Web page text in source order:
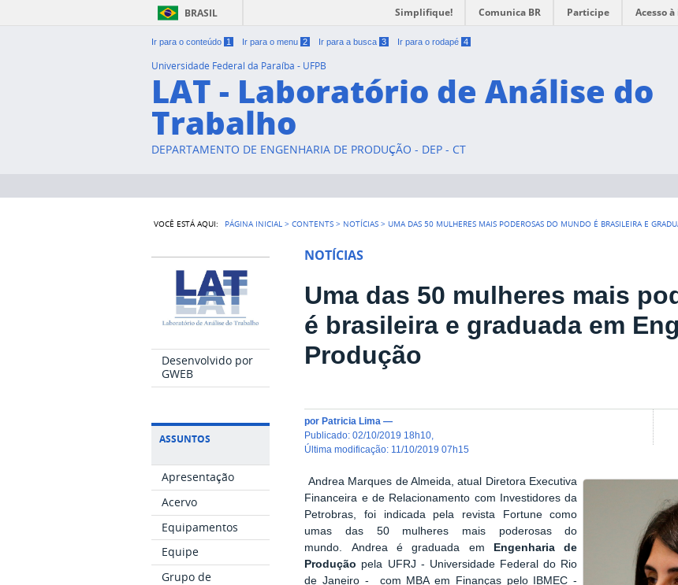
Ir para o conteúdo 1 Ir para o menu 2 Ir para a busca 3 Ir para o rodapé 4
BRASIL Simplifique! Comunica BR Participe Acesso
Universidade Federal da Paraíba - UFPB
LAT - Laboratório de Análise do
Trabalho
DEPARTAMENTO DE ENGENHARIA DE PRODUÇÃO - DEP - CT
VOCÊ ESTÁ AQUI: PÁGINA INICIAL >CONTENTS > NOTÍCIAS > UMA DAS 50 MULHERES MAIS PODEROSAS DO MUNDO É BRASILEIRA E
Desenvolvido por
GWEB
ASSUNTOS
Apresentação
Acervo
Equipamentos
Equipe
Grupo de
NOTÍCIAS
Uma das 50 mulheres mais
é brasileira e graduada em
Produção
por Patricia Lima —
publicado:02/10/2019 18h10
última modificação: 11/10/2019 07h15
Andrea Marques de Almeida, atual Diretora Executiva
Financeira e de Relacionamento com Investidores da
Petrobras, foi indicada pela revista Fortune como
umas das 50 mulheres mais poderosas do
mundo. Andrea é graduada em
Engenharia de
Produção pela UFRJ - Universidade Federal do Rio
de Janeiro - com MBA em Finanças pelo IBMEC -